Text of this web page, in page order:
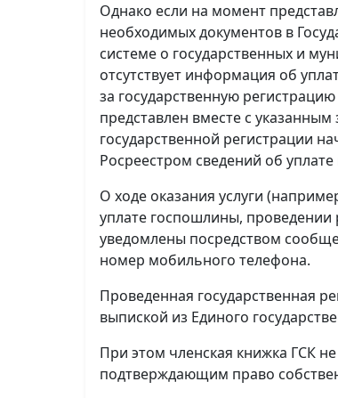
Однако если на момент
необходимых документов в
системе о государственных и
отсутствует информация об
за государственную
представлен вместе с
государственной регистрации
Росреестром сведений об
О ходе оказания услуги
уплате госпошлины, проведении
уведомлены посредством
номер мобильного телефона.
Проведенная государственная
выпиской из Единого
При этом членская книжка ГСК
подтверждающим право